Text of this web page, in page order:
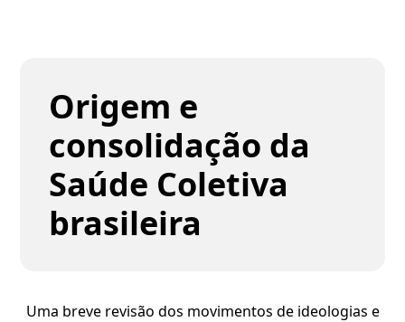
Origem e
consolidação da
Saúde Coletiva
brasileira
Uma breve revisão dos movimentos de ideologias e